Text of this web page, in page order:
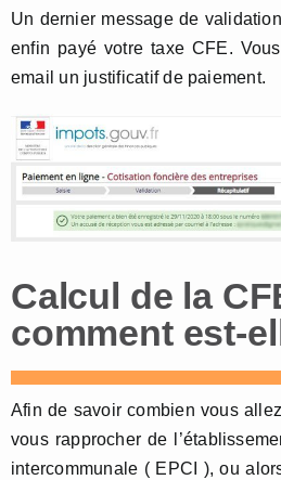
Un dernier message de
enfin payé votre taxe CFE.
email un justificatif de paiement.
Calcul de la
comment est-
Afin de savoir combien vous
vous rapprocher de
intercommunale ( EPCI ), ou